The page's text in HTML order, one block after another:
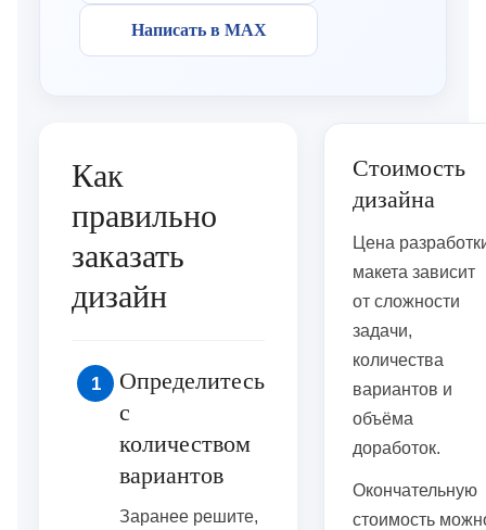
Написать в MAX
Как
правильно
заказать
дизайн
1
Определитесь
с
количеством
вариантов
Заранее решите,
Стоимость
дизайна
Цена
макета зависит
от сложности
задачи,
количества
вариантов и
объёма
доработок.
Окончательную
стоимость